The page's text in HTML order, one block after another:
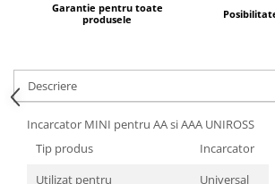
Garantie pentru toate
produsele
Descriere
Incarcator MINI pentru AA si AAA UNIROSS
Tip produs
Incarcator
Utilizat pentru
Universal